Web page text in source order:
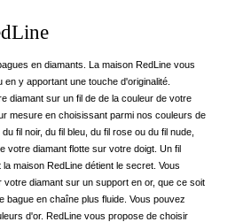
en diamants. La maison RedLine vous
y apportant une touche d'originalité.
diamant sur un fil de de la couleur de votre
mesure en choisissant parmi nos couleurs de
fil noir, du fil bleu, du fil rose ou du fil nude,
votre diamant flotte sur votre doigt. Un fil
maison RedLine détient le secret. Vous
diamant sur un support en or, que ce soit
bague en chaîne plus fluide. Vous pouvez
d'or. RedLine vous propose de choisir